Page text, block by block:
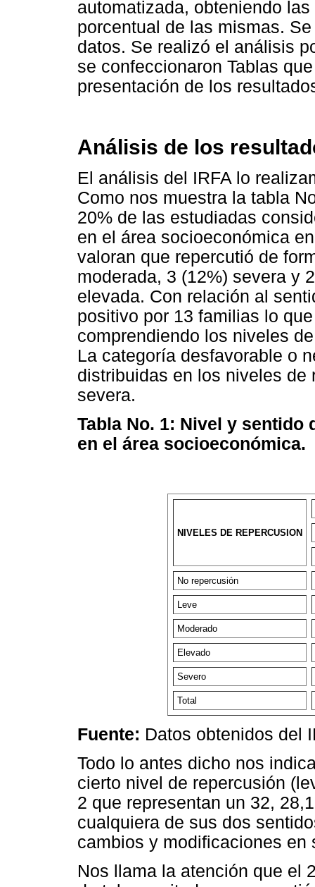
automatizada, obteniendo
porcentual de las mismas.
datos. Se realizó el análisis
se confeccionaron Tablas
presentación de los
Análisis de los
El análisis del IRFA lo
Como nos muestra la tabla
20% de las estudiadas
en el área socioeconómica
valoran que repercutió de
moderada, 3 (12%) severa y
elevada. Con relación al
positivo por 13 familias lo
comprendiendo los niveles
La categoría desfavorable o
distribuidas en los niveles de
severa.
Tabla No. 1: Nivel y sentido
en el área socioeconómica.
NIVELES DE REPERCUSION
No repercusión
Leve
Moderado
Elevado
Severo
Total
Fuente: Datos obtenidos del
Todo lo antes dicho nos
cierto nivel de repercusión
2 que representan un 32,
cualquiera de sus dos
cambios y modificaciones
Nos llama la atención que el